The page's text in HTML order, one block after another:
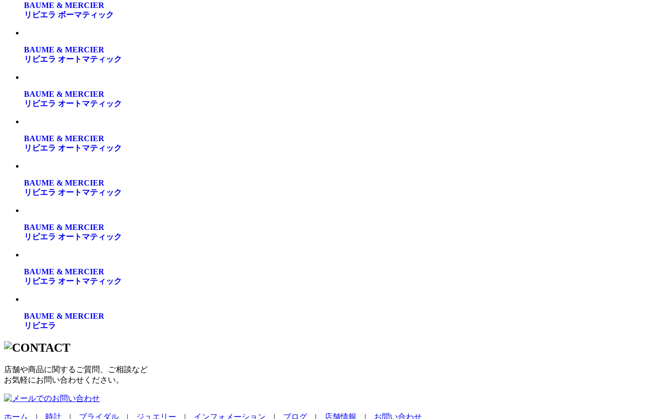
BAUME & MERCIER
リビエラ ボーマティック
BAUME & MERCIER
リビエラ オートマティック
BAUME & MERCIER
リビエラ オートマティック
BAUME & MERCIER
リビエラ オートマティック
BAUME & MERCIER
リビエラ オートマティック
BAUME & MERCIER
リビエラ オートマティック
BAUME & MERCIER
リビエラ オートマティック
BAUME & MERCIER
リビエラ
店舗や商品に関するご質問、ご相談など
お気軽にお問い合わせください。
ホーム | 時計 | ブライダル | ジュエリー | インフォメーション | ブログ | 店舗情報 | お問い合わせ